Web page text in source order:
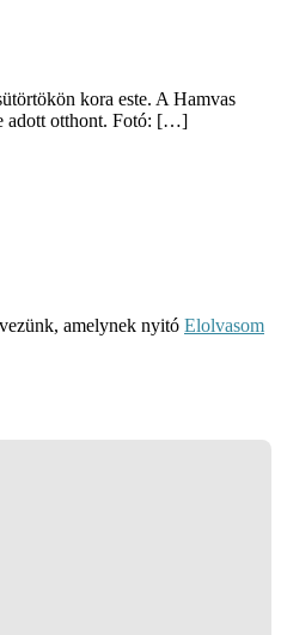
kora este. A Hamvas
adott otthont. Fotó: […]
amelynek nyitó Elolvasom